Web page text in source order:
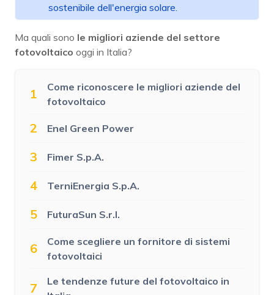
sostenibile dell'energia solare.
Ma quali sono le migliori aziende del settore
fotovoltaico oggi in Italia?
1
Come riconoscere le migliori aziende del
fotovoltaico
2 Enel Green Power
3 Fimer S.p.A.
4 TerniEnergia S.p.A.
5 FuturaSun S.r.l.
6
Come scegliere un fornitore di sistemi
fotovoltaici
7
Le tendenze future del fotovoltaico in